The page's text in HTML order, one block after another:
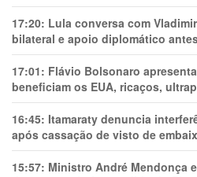
17:20: Lula conversa com
bilateral e apoio diplomático
17:01: Flávio Bolsonaro
beneficiam os EUA, ricaços,
16:45: Itamaraty denuncia
após cassação de visto de
15:57: Ministro André Mendonça